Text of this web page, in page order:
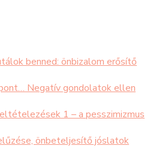
benned: önbizalom erősítő
Negatív gondolatok ellen
1 – a pesszimizmus
önbeteljesítő jóslatok